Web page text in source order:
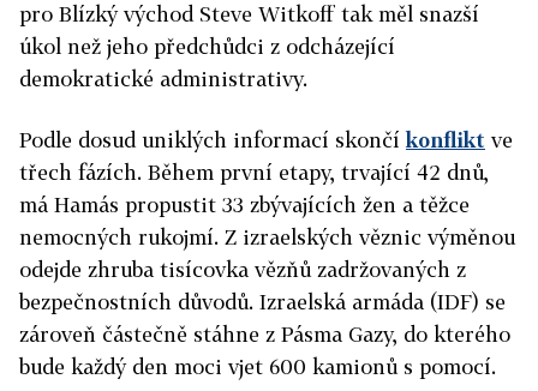
pro Blízký východ Steve Witkoff tak měl snazší
úkol než jeho předchůdci z odcházející
demokratické administrativy.
Podle dosud uniklých informací skončíkonflikt ve
třech fázích. Během první etapy, trvající 42 dnů,
má Hamás propustit 33 zbývajících žen a těžce
nemocných rukojmí. Z izraelských věznic výměnou
odejde zhruba tisícovka vězňů zadržovaných z
bezpečnostních důvodů. Izraelská armáda (IDF) se
zároveň částečně stáhne z Pásma Gazy, do kterého
bude každý den moci vjet 600 kamionů s pomocí.